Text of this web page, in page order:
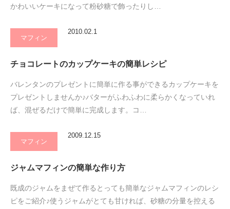
かわいいケーキになって粉砂糖で飾ったりし…
マフィン
2010.02.1
チョコレートのカップケーキの簡単レシピ
バレンタンのプレゼントに簡単に作る事ができるカップケーキを
プレゼントしませんか♪バターがふわふわに柔らかくなっていれ
ば、混ぜるだけで簡単に完成します。コ…
マフィン
2009.12.15
ジャムマフィンの簡単な作り方
既成のジャムをまぜて作るとっても簡単なジャムマフィンのレシ
ピをご紹介♪使うジャムがとても甘ければ、砂糖の分量を控える